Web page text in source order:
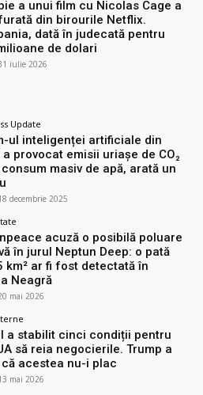
a unui film cu Nicolas Cage a
din birourile Netflix.
dată în judecată pentru
de dolari
iulie 2026
Update
ul inteligenței artificiale din
a provocat emisii uriașe de CO₂
masiv de apă, arată un
decembrie 2025
acuză o posibilă poluare
în jurul Neptun Deep: o pată
km² ar fi fost detectată în
Neagră
mai 2026
a stabilit cinci condiții pentru
să reia negocierile. Trump a
acestea nu-i plac
mai 2026